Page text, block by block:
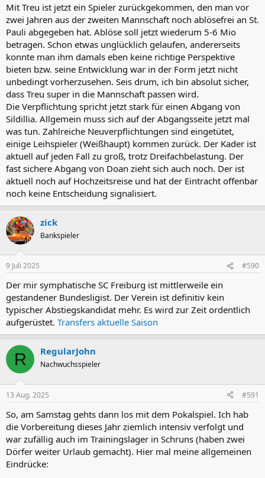
Mit Treu ist jetzt ein Spieler zurückgekommen, den man vor
zwei Jahren aus der zweiten Mannschaft noch ablösefrei an St.
Pauli abgegeben hat. Ablöse soll jetzt wiederum 5-6 Mio
betragen. Schon etwas unglücklich gelaufen, andererseits
konnte man ihm damals eben keine richtige Perspektive
bieten bzw. seine Entwicklung war in der Form jetzt nicht
unbedingt vorherzusehen. Seis drum, ich bin absolut sicher,
dass Treu super in die Mannschaft passen wird.
Die Verpflichtung spricht jetzt stark für einen Abgang von
Sildillia. Allgemein muss sich auf der Abgangsseite jetzt mal
was tun. Zahlreiche Neuverpflichtungen sind eingetütet,
einige Leihspieler (Weißhaupt) kommen zurück. Der Kader ist
aktuell auf jeden Fall zu groß, trotz Dreifachbelastung. Der
fast sichere Abgang von Doan zieht sich auch noch. Der ist
aktuell noch auf Hochzeitsreise und hat der Eintracht offenbar
noch keine Entscheidung signalisiert.
zick
Bankspieler
9 Juli 2025 #590
Der mir symphatische SC Freiburg ist mittlerweile ein
gestandener Bundesligist. Der Verein ist definitiv kein
typischer Abstiegskandidat mehr. Es wird zur Zeit ordentlich
aufgerüstet. Transfers aktuelle Saison
R RegularJohn
Nachwuchsspieler
13 Aug. 2025 #591
So, am Samstag gehts dann los mit dem Pokalspiel. Ich hab
die Vorbereitung dieses Jahr ziemlich intensiv verfolgt und
war zufällig auch im Trainingslager in Schruns (haben zwei
Dörfer weiter Urlaub gemacht). Hier mal meine allgemeinen
Eindrücke: